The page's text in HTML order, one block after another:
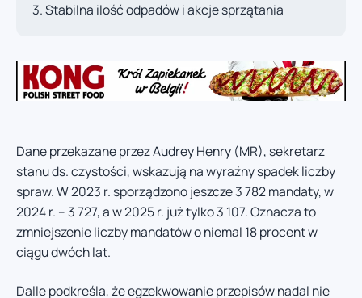
Stabilna ilość odpadów i akcje sprzątania
Dane przekazane przez Audrey Henry (MR), sekretarz
stanu ds. czystości, wskazują na wyraźny spadek liczby
spraw. W 2023 r. sporządzono jeszcze 3 782 mandaty, w
2024 r. – 3 727, a w 2025 r. już tylko 3 107. Oznacza to
zmniejszenie liczby mandatów o niemal 18 procent w
ciągu dwóch lat.
Dalle podkreśla, że egzekwowanie przepisów nadal nie